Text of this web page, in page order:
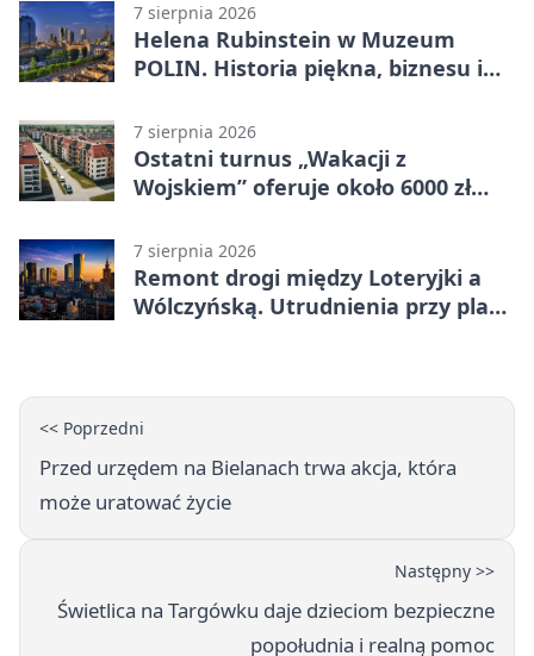
7 sierpnia 2026
Helena Rubinstein w Muzeum
POLIN. Historia piękna, biznesu i
7 sierpnia 2026
Ostatni turnus „Wakacji z
Wojskiem” oferuje około 6000 zł
7 sierpnia 2026
Remont drogi między Loteryjki a
Wólczyńską. Utrudnienia przy placu
<< Poprzedni
Przed urzędem na Bielanach trwa akcja, która
może uratować życie
Następny >>
Świetlica na Targówku daje dzieciom bezpieczne
popołudnia i realną pomoc